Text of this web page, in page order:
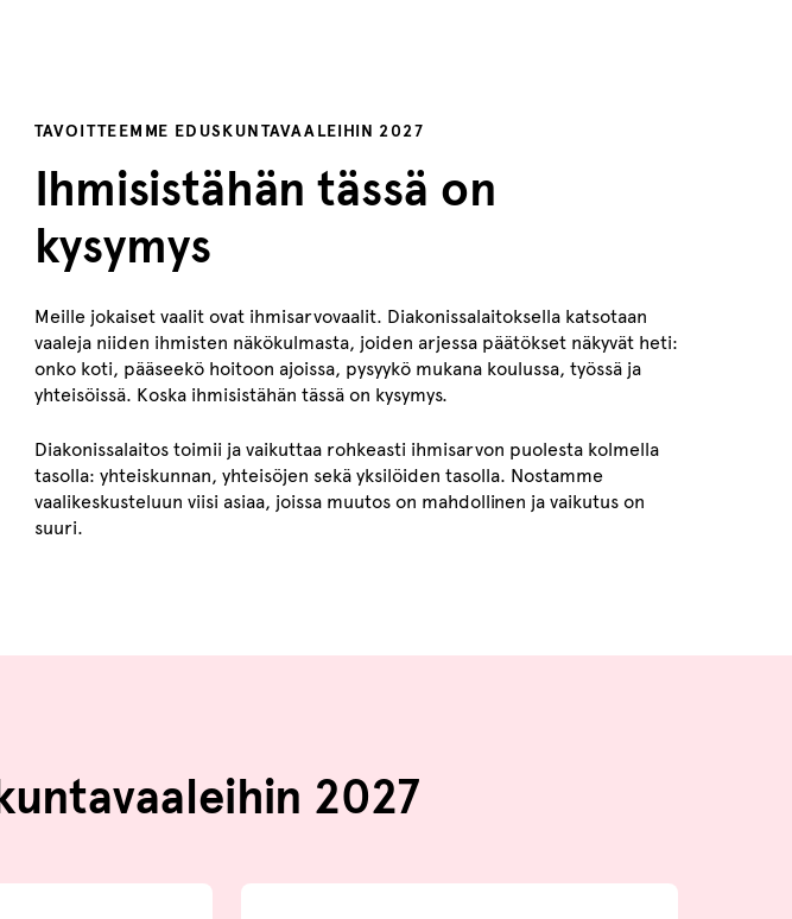
TAVOITTEEMME EDUSKUNTAVAALEIHIN 2027
Ihmisistähän tässä on
kysymys
Meille jokaiset vaalit ovat ihmisarvovaalit. Diakonissalaitoksella katsotaan
vaaleja niiden ihmisten näkökulmasta, joiden arjessa päätökset näkyvät heti:
onko koti, pääseekö hoitoon ajoissa, pysyykö mukana koulussa, työssä ja
yhteisöissä. Koska ihmisistähän tässä on kysymys.
Diakonissalaitos toimii ja vaikuttaa rohkeasti ihmisarvon puolesta kolmella
tasolla: yhteiskunnan, yhteisöjen sekä yksilöiden tasolla. Nostamme
vaalikeskusteluun viisi asiaa, joissa muutos on mahdollinen ja vaikutus on
suuri.
2027